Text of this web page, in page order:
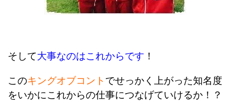
そして大事なのはこれからです ！
このキングオブコント でせっかく上がった知名度
をいかにこれからの仕事につなげていけるか！？